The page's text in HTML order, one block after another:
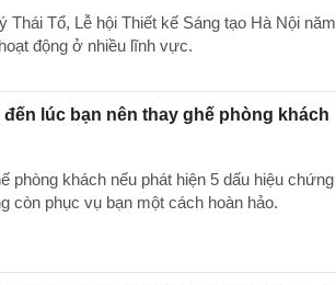
Thái Tổ, Lễ hội Thiết kế Sáng tạo Hà Nội năm
động ở nhiều lĩnh vực.
đến lúc bạn nên thay ghế phòng khách
phòng khách nếu phát hiện 5 dấu hiệu chứng
còn phục vụ bạn một cách hoàn hảo.